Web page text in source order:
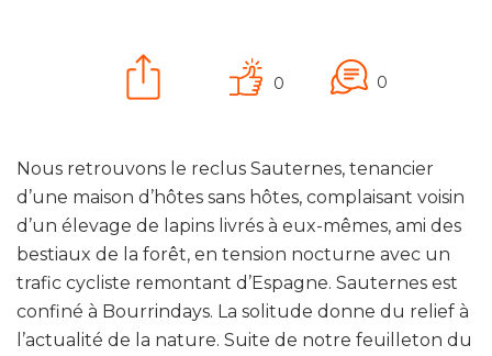
0 0
Nous retrouvons le reclus Sauternes, tenancier
d’une maison d’hôtes sans hôtes, complaisant voisin
d’un élevage de lapins livrés à eux-mêmes, ami des
bestiaux de la forêt, en tension nocturne avec un
trafic cycliste remontant d’Espagne. Sauternes est
confiné à Bourrindays. La solitude donne du relief à
l’actualité de la nature. Suite de notre feuilleton du